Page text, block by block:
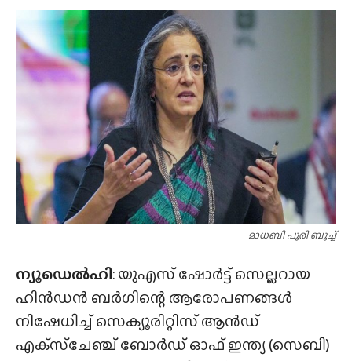
മാധബി പുരി ബുച്ച്
ന്യൂഡെൽഹി: യുഎസ് ഷോർട്ട് സെല്ലറായ
ഹിൻഡൻ ബർഗിന്റെ ആരോപണങ്ങൾ
നിഷേധിച്ച് സെക്യൂരിറ്റിസ് ആൻഡ്
എക്‌സ്ചേഞ്ച് ബോർഡ് ഓഫ് ഇന്ത്യ (സെബി)